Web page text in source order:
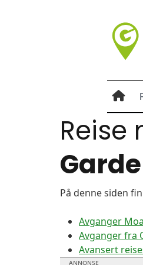
Reise
På denne siden
Avganger
Avganger fra
Avansert